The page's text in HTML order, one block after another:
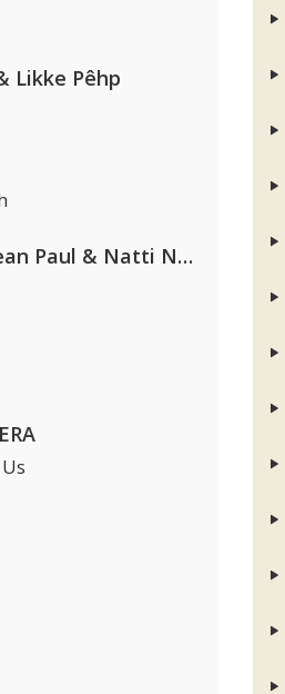
Likke Pêhp
Gabry Ponte, Sean Paul & Natti Natasha